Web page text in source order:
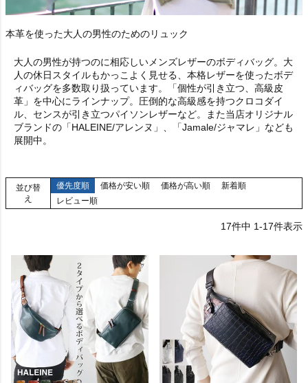
本革を使った大人の男性のためのリュック
大人の男性が持つのに相応しいメンズレザーのボディバッグ。大
人の休日スタイルもかっこよく見せる、本格レザーを使ったボデ
ィバッグを多数取り扱っています。「個性が引き立つ、高級皮
革」を中心にラインナップ。圧倒的な高級感を持つクロコダイ
ル、センスが引き立つパイソンレザーなど。また当店オリジナル
ブランドの「HALEINE/アレンヌ」、「Jamale/ジャマレ」なども
展開中。
並び替
え
優先度順 価格が安い順 価格が高い順
新着順
レビュー順
17件中 1-17件表示